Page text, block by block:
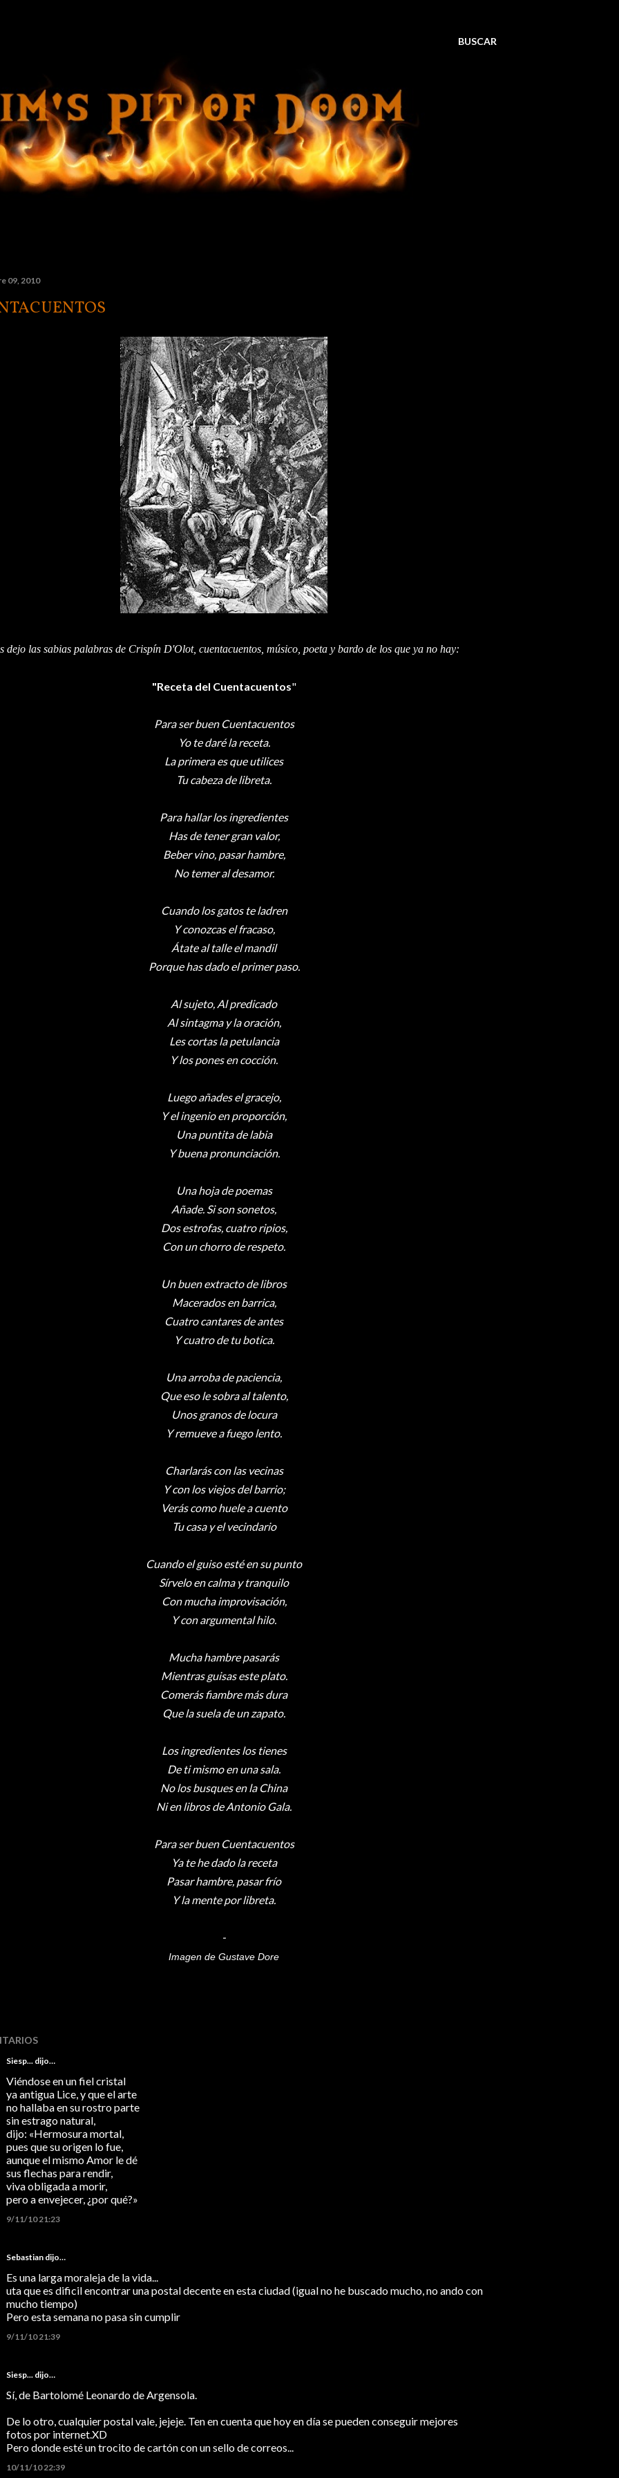
BUSCAR
09, 2010
dejo las sabias palabras de Crispín D'Olot, cuentacuentos, músico, poeta y bardo de los que ya no hay:
"Receta del Cuentacuentos"
Para ser buen Cuentacuentos
Yo te daré la receta.
La primera es que utilices
Tu cabeza de libreta.
Para hallar los ingredientes
Has de tener gran valor,
Beber vino, pasar hambre,
No temer al desamor.
Cuando los gatos te ladren
Y conozcas el fracaso,
Átate al talle el mandil
Porque has dado el primer paso.
Al sujeto, Al predicado
Al sintagma y la oración,
Les cortas la petulancia
Y los pones en cocción.
Luego añades el gracejo,
Y el ingenio en proporción,
Una puntita de labia
Y buena pronunciación.
Una hoja de poemas
Añade. Si son sonetos,
Dos estrofas, cuatro ripios,
Con un chorro de respeto.
Un buen extracto de libros
Macerados en barrica,
Cuatro cantares de antes
Y cuatro de tu botica.
Una arroba de paciencia,
Que eso le sobra al talento,
Unos granos de locura
Y remueve a fuego lento.
Charlarás con las vecinas
Y con los viejos del barrio;
Verás como huele a cuento
Tu casa y el vecindario
Cuando el guiso esté en su punto
Sírvelo en calma y tranquilo
Con mucha improvisación,
Y con argumental hilo.
Mucha hambre pasarás
Mientras guisas este plato.
Comerás fiambre más dura
Que la suela de un zapato.
Los ingredientes los tienes
De ti mismo en una sala.
No los busques en la China
Ni en libros de Antonio Gala.
Para ser buen Cuentacuentos
Ya te he dado la receta
Pasar hambre, pasar frío
Y la mente por libreta.
-
Imagen de Gustave Dore
Siesp... dijo…
Viéndose en un fiel cristal
ya antigua Lice, y que el arte
no hallaba en su rostro parte
sin estrago natural,
dijo: «Hermosura mortal,
pues que su origen lo fue,
aunque el mismo Amor le dé
sus flechas para rendir,
viva obligada a morir,
pero a envejecer, ¿por qué?»
9/11/10 21:23
Sebastian dijo…
Es una larga moraleja de la vida...
uta que es dificil encontrar una postal decente en esta ciudad (igual no he buscado mucho, no ando con
mucho tiempo)
Pero esta semana no pasa sin cumplir
9/11/10 21:39
Siesp... dijo…
Sí, de Bartolomé Leonardo de Argensola.
De lo otro, cualquier postal vale, jejeje. Ten en cuenta que hoy en día se pueden conseguir mejores
fotos por internet.XD
Pero donde esté un trocito de cartón con un sello de correos...
10/11/10 22:39